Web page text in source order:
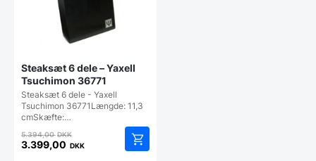
Steaksæt 6 dele – Yaxell
Tsuchimon 36771
Steaksæt 6 dele - Yaxell
Tsuchimon 36771Længde: 11,3
cmSkæfte:…
5.394,00DKKDen
oprindelige
3.399,00 DKK